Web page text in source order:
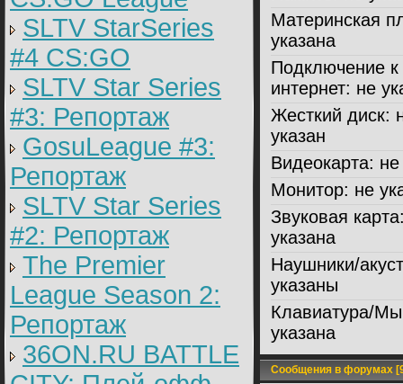
SLTV StarSeries
#4 CS:GO
SLTV Star Series
#3: Репортаж
GosuLeague #3:
Репортаж
SLTV Star Series
#2: Репортаж
The Premier
League Season 2:
Репортаж
36ON.RU BATTLE
Материнская
указана
Подключение к
интернет: не
Жесткий диск:
указан
Видеокарта: не
Монитор: не
Звуковая
указана
Наушники/
указаны
Клавиатура/
указана
Сообщения в форумах